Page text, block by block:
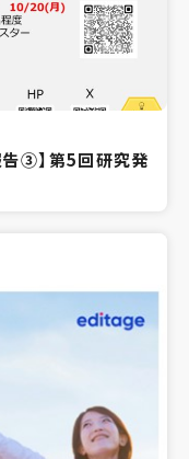
③】第5回研究発